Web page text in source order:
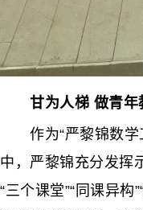
甘为人梯 做青年
作为“严黎锦数学
中，严黎锦充分发挥
“三个课堂”“同课异构